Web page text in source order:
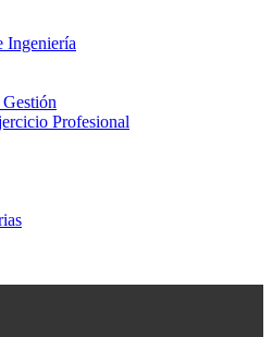
Ingeniería
Profesional